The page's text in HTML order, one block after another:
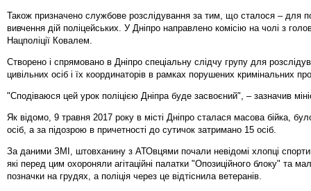
Також призначено службове розслідування за тим, що сталося – для
вивчення дій поліцейських. У Дніпро направлено комісію на чолі з
Нацполіції Ковалем.
Створено і спрямовано в Дніпро спеціальну слідчу групу для
цивільних осіб і їх координаторів в рамках порушених кримінальних
"Сподіваюся цей урок поліцією Дніпра буде засвоєний", – зазначив
Як відомо, 9 травня 2017 року в місті Дніпро сталася масова бійка,
осіб, а за підозрою в причетності до сутичок затримано 15 осіб.
За даними ЗМІ, штовханину з АТОвцями почали невідомі хлопці
які перед цим охороняли агітаційні палатки "Опозиційного блоку" та
позначки на грудях, а поліція через це відтіснила ветеранів.